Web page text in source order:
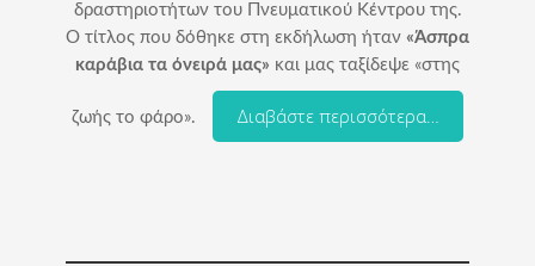
δραστηριοτήτων του Πνευματικού Κέντρου της.
Ο τίτλος που δόθηκε στη εκδήλωση ήταν «Άσπρα
καράβια τα όνειρά μας» και μας ταξίδεψε «στης
ζωής το φάρο». Διαβάστε περισσότερα…